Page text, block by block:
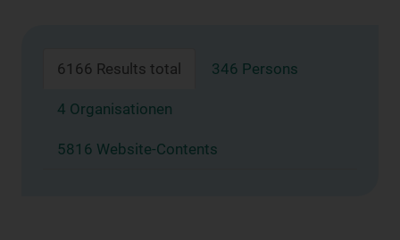
6166 Results total 346 Persons
4 Organisationen
5816 Website-Contents